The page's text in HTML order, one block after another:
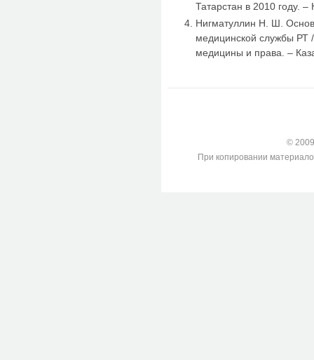
Татарстан в 2010 году. –
Нигматуллин Н. Ш.
медицинской службы РТ
медицины и права. –
©
При копировании